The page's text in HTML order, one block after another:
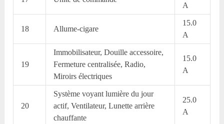
A
18 Allume-cigare
15.0
A
19
Immobilisateur, Douille accessoire,
Fermeture centralisée, Radio,
Miroirs électriques
15.0
A
20
Système voyant lumière du jour
actif, Ventilateur, Lunette arrière
chauffante
25.0
A